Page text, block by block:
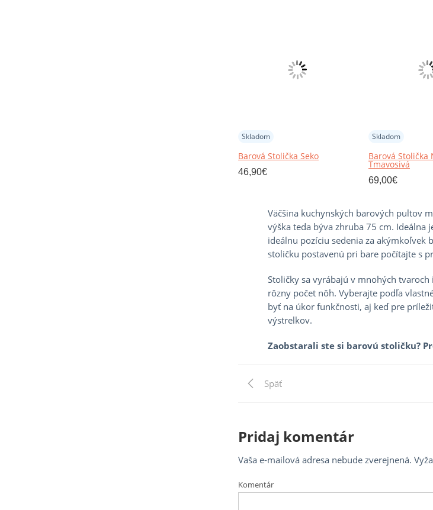
Skladom
Barová Stolička Seko
46,90€
Skladom
Barová Stolička
Tmavosivá
69,00€
Väčšina kuchynských barových pultov
výška teda býva zhruba 75 cm. Ideálna
ideálnu pozíciu sedenia za akýmkoľvek
stoličku postavenú pri bare počítajte s
Stoličky sa vyrábajú v mnohých
rôzny počet nôh. Vyberajte podľa
byť na úkor funkčnosti, aj keď pre
výstrelkov.
Zaobstarali ste si barovú stoličku?
Navigácia
článku
Previous
Post
Späť
Pridaj komentár
Vaša e-mailová adresa nebude zverejnená.
Komentár